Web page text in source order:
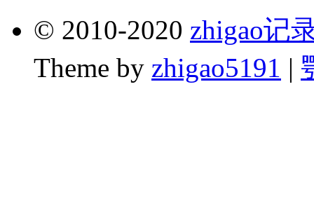
© 2010-2020 zhigao记
Theme by zhigao5191 |